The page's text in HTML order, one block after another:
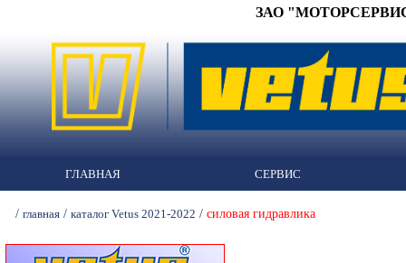
ЗАО "МОТОРСЕРВИС"
ГЛАВНАЯ СЕРВИС
/ главная / каталог Vetus 2021-2022 / силовая гидравлика